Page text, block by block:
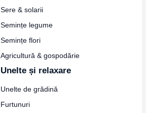
Sere & solarii
Semințe legume
Semințe flori
Agricultură & gospodărie
Unelte și relaxare
Unelte de grădină
Furtunuri